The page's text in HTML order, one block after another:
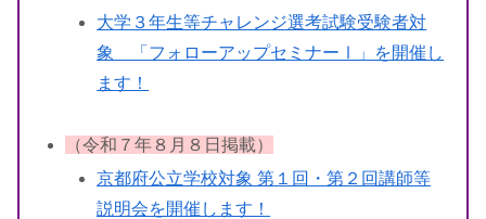
大学３年生等チャレンジ選考試験受験者対
象 「フォローアップセミナーⅠ」を開催し
ます！
（令和７年８月８日掲載）
京都府公立学校対象 第１回・第２回講師等
説明会を開催します！